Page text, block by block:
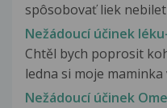
spôsobovať liek nebilet
Nežádoucí účinek
Chtěl bych poprosit
ledna si moje maminka
Nežádoucí účinek